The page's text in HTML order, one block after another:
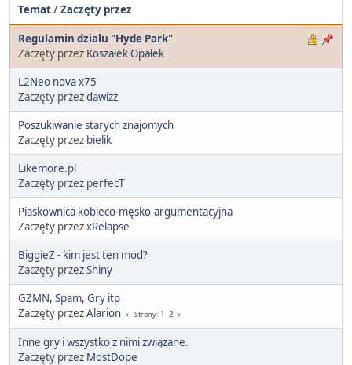
Temat/Zaczęty przez
Regulamin dzialu "Hyde Park"
Zaczęty przez Koszałek Opałek
L2Neo nova x75
Zaczęty przezdawizz
Poszukiwanie starych znajomych
Zaczęty przez bielik
Likemore.pl
Zaczęty przez perfecT
Piaskownica kobieco-męsko-argumentacyjna
Zaczęty przezxRelapse
BiggieZ - kim jest ten mod?
Zaczęty przezShiny
GZMN, Spam, Gry itp
Zaczęty przezAlarion Strony 1 2
Inne gry i wszystko z nimi związane.
Zaczęty przez MostDope